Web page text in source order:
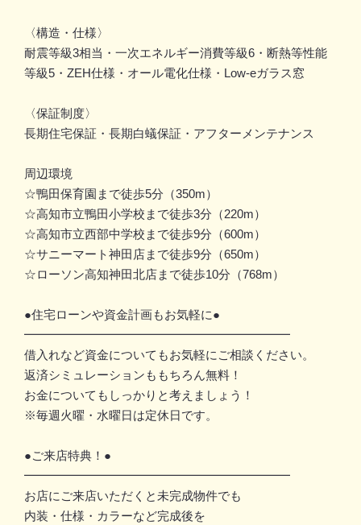
〈構造・仕様〉
耐震等級3相当・一次エネルギー消費等級6・断熱等性能
等級5・ZEH仕様・オール電化仕様・Low-eガラス窓
〈保証制度〉
長期住宅保証・長期白蟻保証・アフターメンテナンス
周辺環境
☆鴨田保育園まで徒歩5分（350m）
☆高知市立鴨田小学校まで徒歩3分（220m）
☆高知市立西部中学校まで徒歩9分（600m）
☆サニーマート神田店まで徒歩9分（650m）
☆ローソン高知神田北店まで徒歩10分（768m）
●住宅ローンや資金計画もお気軽に●
━━━━━━━━━━━━━━━━━━━━━━
借入れなど資金についてもお気軽にご相談ください。
返済シミュレーションももちろん無料！
お金についてもしっかりと考えましょう！
※毎週火曜・水曜日は定休日です。
●ご来店特典！●
━━━━━━━━━━━━━━━━━━━━━━
お店にご来店いただくと未完成物件でも
内装・仕様・カラーなど完成後を